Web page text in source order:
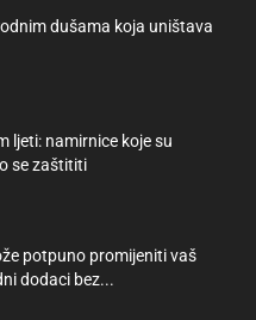
dušama koja uništava
ljeti: namirnice koje su
se zaštititi
potpuno promijeniti vaš
dodaci bez...